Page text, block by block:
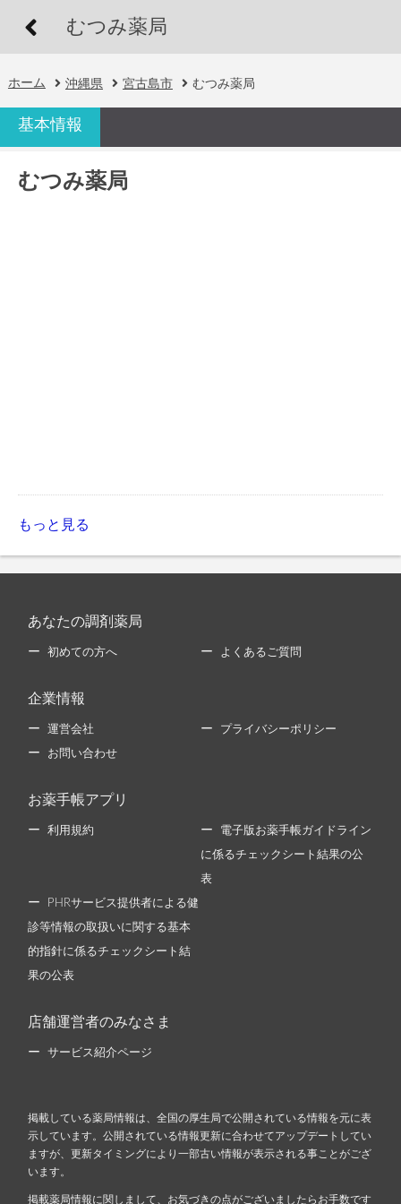
むつみ薬局
ホーム 沖縄県 宮古島市 むつみ薬局
基本情報
むつみ薬局
もっと見る
あなたの調剤薬局
初めての方へ よくあるご質問
企業情報
運営会社 プライバシーポリシー
お問い合わせ
お薬手帳アプリ
利用規約 電子版お薬手帳ガイドライン
に係るチェックシート結果の公
表
PHRサービス提供者による健
診等情報の取扱いに関する基本
的指針に係るチェックシート結
果の公表
店舗運営者のみなさま
サービス紹介ページ
掲載している薬局情報は、全国の厚生局で公開されている情報を元に表
示しています。公開されている情報更新に合わせてアップデートしてい
ますが、更新タイミングにより一部古い情報が表示される事ことがござ
います。
掲載薬局情報に関しまして、お気づきの点がございましたらお手数です